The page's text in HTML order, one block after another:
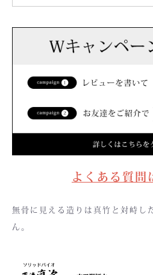
よくある質問
無骨に見える造りは真竹と対峙し
ん。